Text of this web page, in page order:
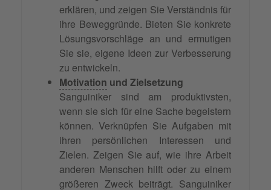
erklären, und zeigen Sie Verständnis für
ihre Beweggründe. Bieten Sie konkrete
Lösungsvorschläge an und ermutigen
Sie sie, eigene Ideen zur Verbesserung
zu entwickeln.
Motivation und Zielsetzung
Sanguiniker sind am produktivsten,
wenn sie sich für eine Sache begeistern
können. Verknüpfen Sie Aufgaben mit
ihren persönlichen Interessen und
Zielen. Zeigen Sie auf, wie ihre Arbeit
anderen Menschen hilft oder zu einem
größeren Zweck beiträgt. Sanguiniker